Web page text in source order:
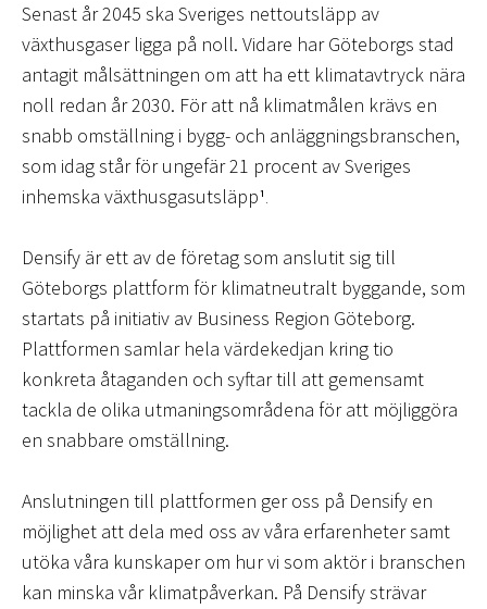
Senast år 2045 ska Sveriges nettoutsläpp av
växthusgaser ligga på noll. Vidare har Göteborgs stad
antagit målsättningen om att ha ett klimatavtryck nära
noll redan år 2030. För att nå klimatmålen krävs en
snabb omställning i bygg- och anläggningsbranschen,
som idag står för ungefär 21 procent av Sveriges
inhemska växthusgasutsläpp¹.
Densify är ett av de företag som anslutit sig till
Göteborgs plattform för klimatneutralt byggande, som
startats på initiativ av Business Region Göteborg.
Plattformen samlar hela värdekedjan kring tio
konkreta åtaganden och syftar till att gemensamt
tackla de olika utmaningsområdena för att möjliggöra
en snabbare omställning.
Anslutningen till plattformen ger oss på Densify en
möjlighet att dela med oss av våra erfarenheter samt
utöka våra kunskaper om hur vi som aktör i branschen
kan minska vår klimatpåverkan. På Densify strävar